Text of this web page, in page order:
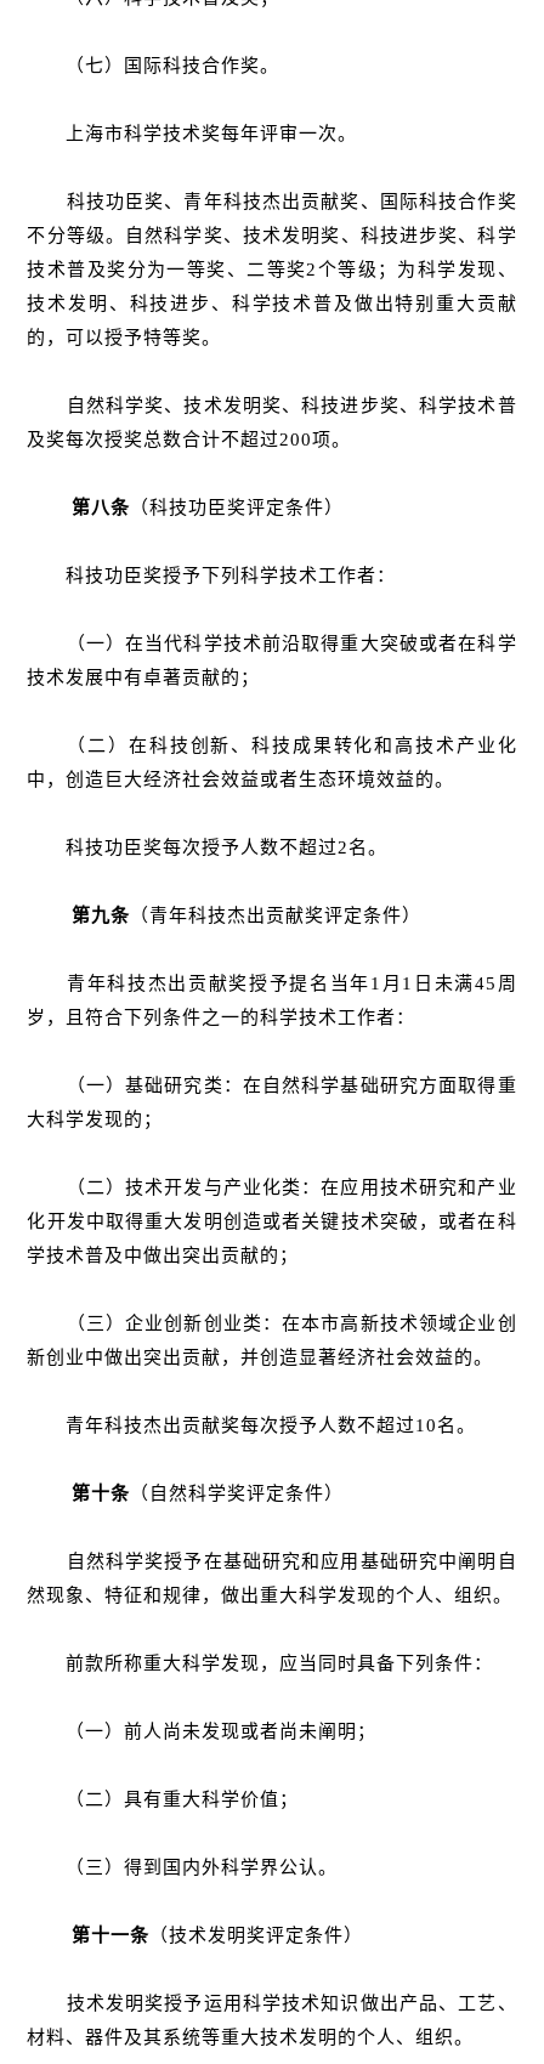
（七）国际科技合作奖。
上海市科学技术奖每年评审一次。
科技功臣奖、青年科技杰出贡献奖、国际科技合作奖
不分等级。自然科学奖、技术发明奖、科技进步奖、科学
技术普及奖分为一等奖、二等奖2个等级；为科学发现、
技术发明、科技进步、科学技术普及做出特别重大贡献
的，可以授予特等奖。
自然科学奖、技术发明奖、科技进步奖、科学技术普
及奖每次授奖总数合计不超过200项。
第八条 （科技功臣奖评定条件）
科技功臣奖授予下列科学技术工作者：
（一）在当代科学技术前沿取得重大突破或者在科学
技术发展中有卓著贡献的；
（二）在科技创新、科技成果转化和高技术产业化
中，创造巨大经济社会效益或者生态环境效益的。
科技功臣奖每次授予人数不超过2名。
第九条 （青年科技杰出贡献奖评定条件）
青年科技杰出贡献奖授予提名当年1月1日未满45周
岁，且符合下列条件之一的科学技术工作者：
（一）基础研究类：在自然科学基础研究方面取得重
大科学发现的；
（二）技术开发与产业化类：在应用技术研究和产业
化开发中取得重大发明创造或者关键技术突破，或者在科
学技术普及中做出突出贡献的；
（三）企业创新创业类：在本市高新技术领域企业创
新创业中做出突出贡献，并创造显著经济社会效益的。
青年科技杰出贡献奖每次授予人数不超过10名。
第十条 （自然科学奖评定条件）
自然科学奖授予在基础研究和应用基础研究中阐明自
然现象、特征和规律，做出重大科学发现的个人、组织。
前款所称重大科学发现，应当同时具备下列条件：
（一）前人尚未发现或者尚未阐明；
（二）具有重大科学价值；
（三）得到国内外科学界公认。
第十一条 （技术发明奖评定条件）
技术发明奖授予运用科学技术知识做出产品、工艺、
材料、器件及其系统等重大技术发明的个人、组织。